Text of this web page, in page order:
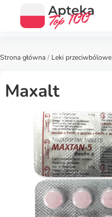
Strona główna / Leki przeciwbólowe
Maxalt